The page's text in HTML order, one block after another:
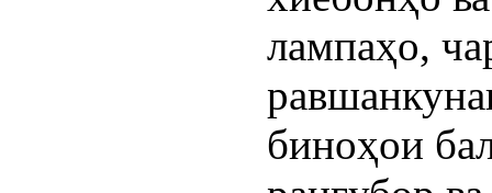
лампаҳо,
биноҳои